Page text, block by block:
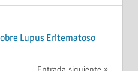
Lupus Eritematoso